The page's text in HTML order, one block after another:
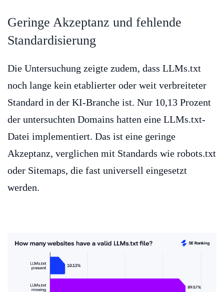
Geringe Akzeptanz und fehlende
Standardisierung
Die Untersuchung zeigte zudem, dass LLMs.txt
noch lange kein etablierter oder weit verbreiteter
Standard in der KI-Branche ist. Nur 10,13 Prozent
der untersuchten Domains hatten eine LLMs.txt-
Datei implementiert. Das ist eine geringe
Akzeptanz, verglichen mit Standards wie robots.txt
oder Sitemaps, die fast universell eingesetzt
werden.